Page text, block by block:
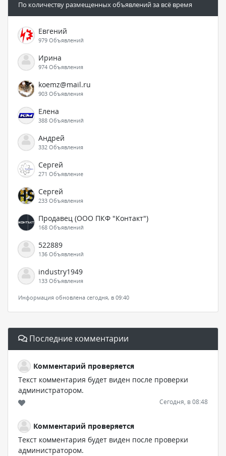
По количеству размещенных объявлений за всё время
Евгений
979 Объявлений
Ирина
974 Объявления
koemz@mail.ru
903 Объявления
Елена
388 Объявлений
Андрей
332 Объявления
Сергей
271 Объявление
Сергей
233 Объявления
Продавец (ООО ПКФ "Контакт")
168 Объявлений
522889
136 Объявлений
industry1949
133 Объявления
Информация обновлена сегодня, в 09:40
Последние комментарии
Комментарий проверяется
Текст комментария будет виден после проверки
администратором.
Сегодня, в 08:48
Комментарий проверяется
Текст комментария будет виден после проверки
администратором.